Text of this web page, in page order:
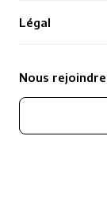
Légal
Nous